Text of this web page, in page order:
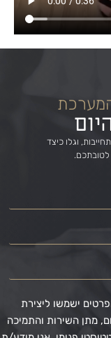
וגלו כיצד
לטובתכם.
ישמשו ליצירת
מתן השירות והתמיכה